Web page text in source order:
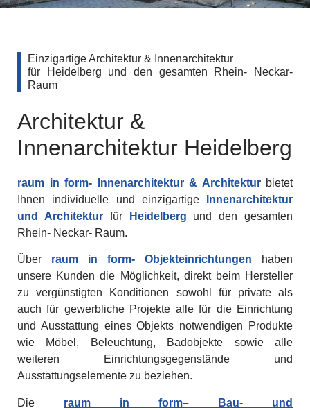
Einzigartige Architektur & Innenarchitektur
für Heidelberg und den gesamten Rhein- Neckar-
Raum
Architektur &
Innenarchitektur Heidelberg
raum in form- Innenarchitektur & Architekturbietet
Ihnen individuelle und einzigartige
Innenarchitektur
und Architekturfür Heidelberg und den gesamten
Rhein- Neckar- Raum.
Über raum in form- Objekteinrichtungen haben
unsere Kunden die Möglichkeit, direkt beim Hersteller
zu vergünstigten Konditionen sowohl für private als
auch für gewerbliche Projekte alle für die Einrichtung
und Ausstattung eines Objekts notwendigen Produkte
wie Möbel, Beleuchtung, Badobjekte sowie alle
weiteren Einrichtungsgegenstände und
Ausstattungselemente zu beziehen.
Die raum in form– Bau- und